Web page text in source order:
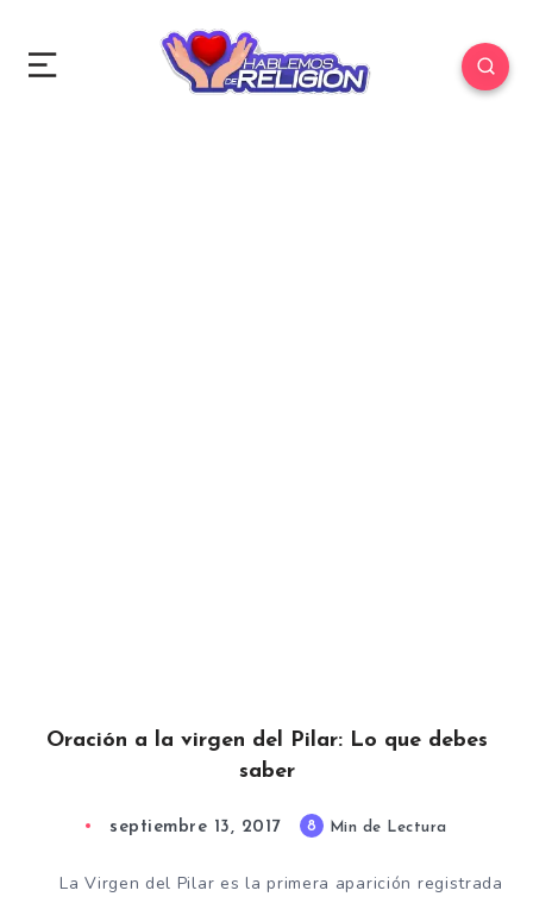
Oración a la virgen del Pilar: Lo que debes
saber
septiembre 13, 2017 8 Min de Lectura
La Virgen del Pilar es la primera aparición registrada